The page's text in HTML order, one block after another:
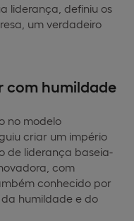
liderança, definiu os
um verdadeiro
com humildade
no modelo
criar um império
de liderança baseia-
com
conhecido por
humildade e do